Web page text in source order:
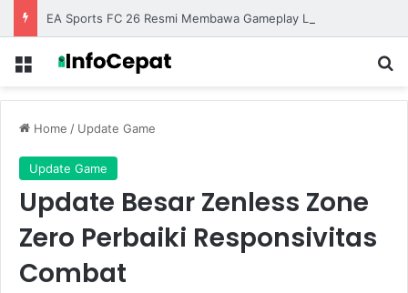
Menu
Home / Update Game
Update Game
Update Besar Zenless Zone
Zero Perbaiki Responsivitas
Combat